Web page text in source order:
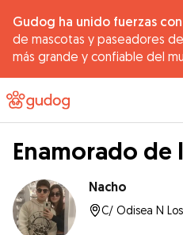
Gudog ha unido fuerzas con
de mascotas y paseadores
más grande y confiable del
Enamorado de
Nacho
C/ Odisea N